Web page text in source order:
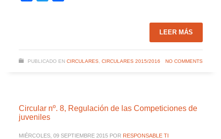
LEER MÁS
PUBLICADO EN CIRCULARES, CIRCULARES 2015/2016 NO COMMENTS
Circular nº. 8, Regulación de las Competiciones de
juveniles
MIÉRCOLES, 09 SEPTIEMBRE 2015 POR RESPONSABLE TI